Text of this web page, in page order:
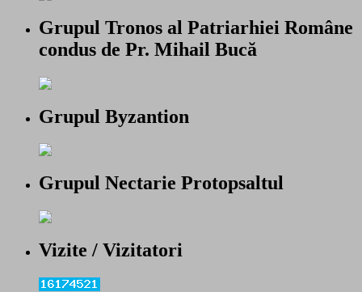
Grupul Tronos al Patriarhiei Române
condus de Pr. Mihail Bucă
Grupul Byzantion
Grupul Nectarie Protopsaltul
Vizite / Vizitatori